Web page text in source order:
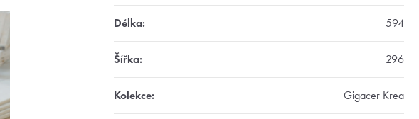
Délka: 594
Šířka: 296
Kolekce: Gigacer Krea